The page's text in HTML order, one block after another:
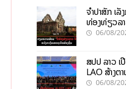
ຈຳປາສັກ ເ
ທ່ອງທ່ຽວລ
ກະຕຸ້ນເສດຖ
06/08/
ສປປ ລາວ ເ
LAO ສ້າງຕ
ພະຍາດລະບ
06/08/